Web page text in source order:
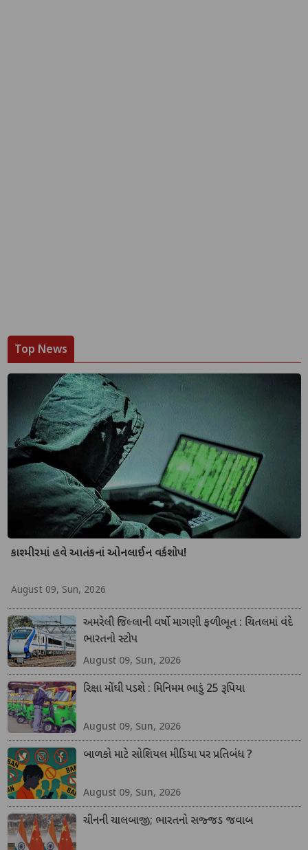
Top News
કાશ્મીરમાં હવે આતંકનાં ઓનલાઈન વર્કશોપ!
August 09, Sun, 2026
અમરેલી જિલ્લાની વર્ષો માગણી ફળીભૂત : ચિતલમાં વંદે
ભારતનો સ્ટોપ
August 09, Sun, 2026
રિક્ષા મોંઘી પડશે : મિનિમમ ભાડું 25 રૂપિયા
August 09, Sun, 2026
બાળકો માટે સોશિયલ મીડિયા પર પ્રતિબંધ ?
August 09, Sun, 2026
ચીનની ચાલબાજી; ભારતનો સજ્જડ જવાબ